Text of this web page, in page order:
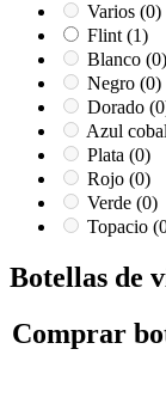
Varios (0)
Flint (1)
Blanco (0)
Negro (0)
Dorado
Azul
Plata (0)
Rojo (0)
Verde (0)
Topacio
Botellas de
Comprar